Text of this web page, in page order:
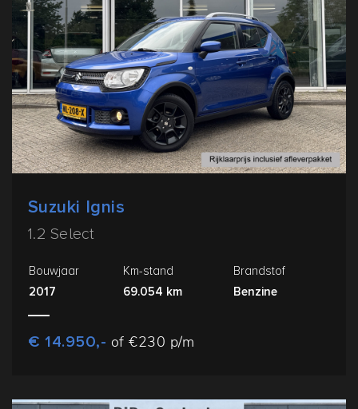
Suzuki Ignis
1.2 Select
Bouwjaar
2017
Km-stand
69.054 km
Brandstof
Benzine
€ 14.950,- of €230 p/m